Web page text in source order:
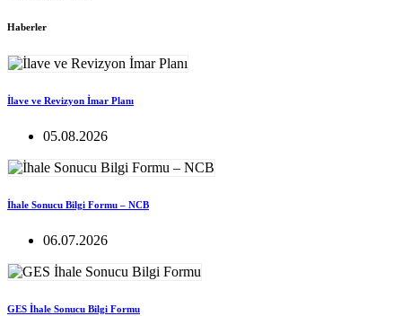
Haberler
İlave ve Revizyon İmar Planı
05.08.2026
İhale Sonucu Bilgi Formu – NCB
06.07.2026
GES İhale Sonucu Bilgi Formu